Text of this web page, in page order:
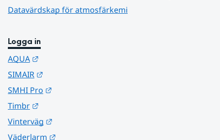
Datavärdskap för atmosfärkemi
Logga in
AQUA
SIMAIR
SMHI Pro
Timbr
Vinterväg
Väderlarm